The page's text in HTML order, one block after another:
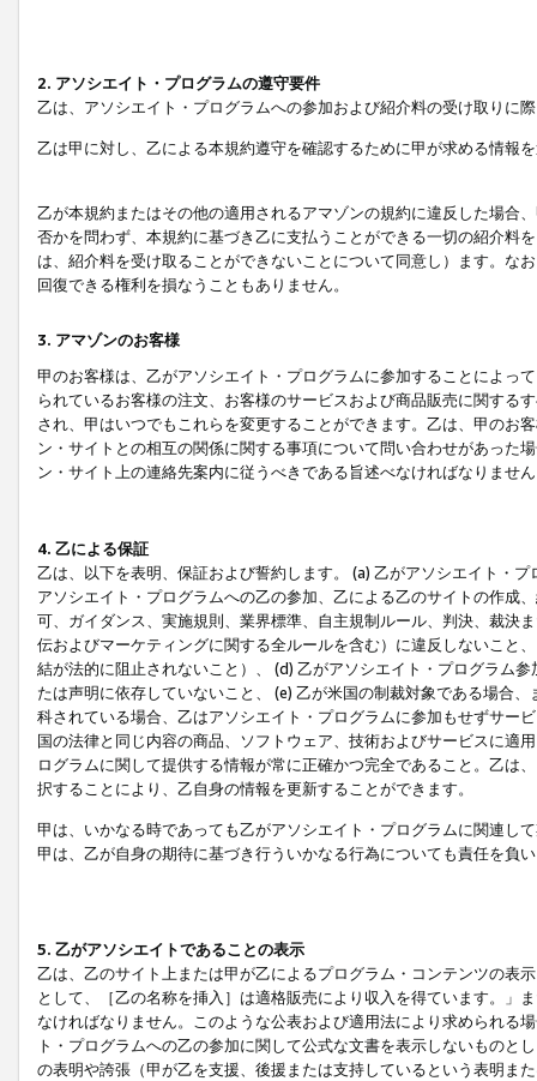
2. アソシエイト・プログラムの遵守要件
乙は、アソシエイト・プログラムへの参加および紹介料の受け取りに
乙は甲に対し、乙による本規約遵守を確認するために甲が求める情報
乙が本規約またはその他の適用されるアマゾンの規約に違反した場合
否かを問わず、本規約に基づき乙に支払うことができる一切の紹介料
は、紹介料を受け取ることができないことについて同意し）ます。な
回復できる権利を損なうこともありません。
3. アマゾンのお客様
甲のお客様は、乙がアソシエイト・プログラムに参加することによっ
られているお客様の注文、お客様のサービスおよび商品販売に関する
され、甲はいつでもこれらを変更することができます。乙は、甲のお
ン・サイトとの相互の関係に関する事項について問い合わせがあった
ン・サイト上の連絡先案内に従うべきである旨述べなければなりませ
4. 乙による保証
乙は、以下を表明、保証および誓約します。 (a) 乙がアソシエイト・
アソシエイト・プログラムへの乙の参加、乙による乙のサイトの作成
可、ガイダンス、実施規則、業界標準、自主規制ルール、判決、裁決
伝およびマーケティングに関する全ルールを含む）に違反しないこと
結が法的に阻止されないこと）、 (d) 乙がアソシエイト・プログラム
たは声明に依存していないこと、 (e) 乙が米国の制裁対象である場合
科されている場合、乙はアソシエイト・プログラムに参加もせずサー
国の法律と同じ内容の商品、ソフトウェア、技術およびサービスに適
ログラムに関して提供する情報が常に正確かつ完全であること。乙は
択することにより、乙自身の情報を更新することができます。
甲は、いかなる時であっても乙がアソシエイト・プログラムに関連し
甲は、乙が自身の期待に基づき行ういかなる行為についても責任を負
5. 乙がアソシエイトであることの表示
乙は、乙のサイト上または甲が乙によるプログラム・コンテンツの表
として、［乙の名称を挿入］は適格販売により収入を得ています。」
なければなりません。このような公表および適用法により求められる
ト・プログラムへの乙の参加に関して公式な文書を表示しないもの
の表明や誇張（甲が乙を支援、後援または支持しているという表明ま